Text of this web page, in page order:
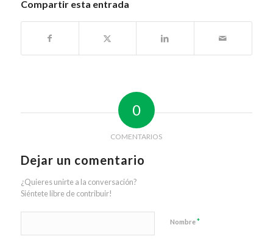
Compartir esta entrada
0
COMENTARIOS
Dejar un comentario
¿Quieres unirte a la conversación?
Siéntete libre de contribuir!
Nombre*